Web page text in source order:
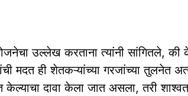
उल्लेख करताना त्यांनी सांगितले, की
मदत ही शेतकऱ्यांच्या गरजांच्या तुलनेत
केल्याचा दावा केला जात असला, तरी